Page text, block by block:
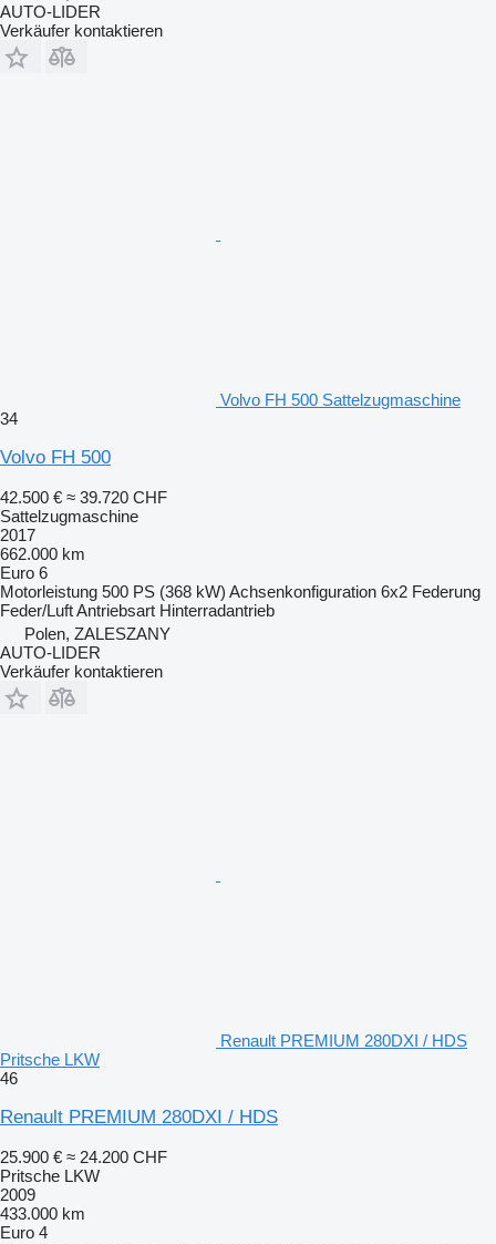
AUTO-LIDER
Verkäufer kontaktieren
Volvo FH 500 Sattelzugmaschine
34
Volvo FH 500
42.500 € ≈ 39.720 CHF
Sattelzugmaschine
2017
662.000 km
Euro 6
Motorleistung 500 PS (368 kW) Achsenkonfiguration 6x2 Federung
Feder/LuftAntriebsart Hinterradantrieb
Polen, ZALESZANY
AUTO-LIDER
Verkäufer kontaktieren
Renault PREMIUM 280DXI / HDS
Pritsche LKW
46
Renault PREMIUM 280DXI / HDS
25.900 € ≈ 24.200 CHF
Pritsche LKW
2009
433.000 km
Euro 4